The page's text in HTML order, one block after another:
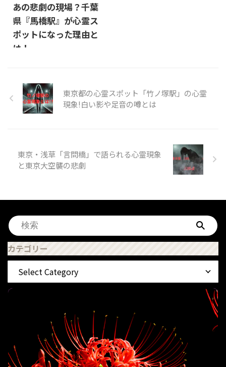
あの悲劇の現場？千葉
県『馬橋駅』が心霊ス
ポットになった理由と
は！
東京都の心霊スポット「竹ノ塚駅」の心霊
現象!白い影や足音の噂とは
東京・浅草「言問橋」で語られる心霊現象
と東京大空襲の悲劇
カテゴリー